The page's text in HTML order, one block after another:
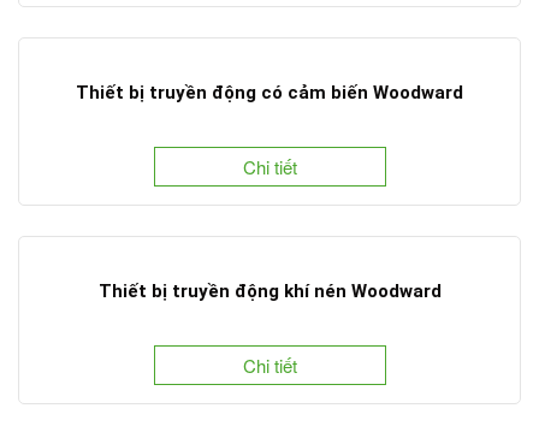
Thiết bị truyền động có cảm biến Woodward
Chi tiết
Thiết bị truyền động khí nén Woodward
Chi tiết